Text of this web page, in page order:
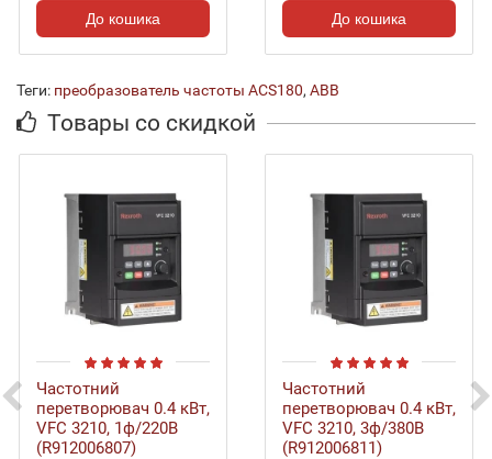
До кошика До кошика
Теги: преобразователь частоты ACS180, ABB
Товары со скидкой
Частотний
перетворювач 0.4 кВт,
VFC 3210, 1ф/220В
(R912006807)
Частотний
перетворювач 0.4 кВт,
VFC 3210, 3ф/380В
(R912006811)